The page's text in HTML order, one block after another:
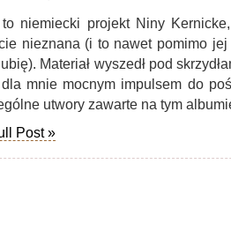
niemiecki projekt Niny
nieznana (i to nawet pomimo jej
Materiał wyszedł pod
dla mnie mocnym impulsem do
utwory zawarte na tym
Post »